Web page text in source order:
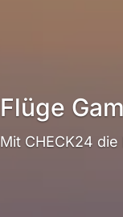
Flüge
Mit CHECK24